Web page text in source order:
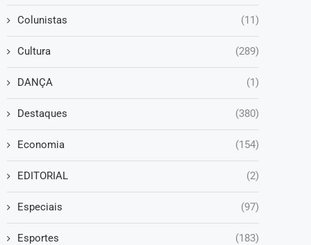
Colunistas (11)
Cultura (289)
DANÇA (1)
Destaques (380)
Economia (154)
EDITORIAL (2)
Especiais (97)
Esportes (183)